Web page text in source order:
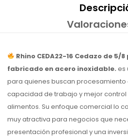
Rhino CEDA22-16 Cedazo de 5/
fabricado en acero inoxidable. es
para quienes buscan
capacidad de trabajo y mejor
alimentos. Su enfoque comercial lo
muy atractiva para negocios que
presentación profesional y una